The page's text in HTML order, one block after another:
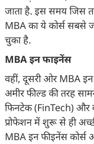
जाता है. इस समय जिस
MBA का ये कोर्स सबसे
चुका है.
MBA इन फाइनेंस
वहीं, दूसरी ओर MBA इन
अमीर फील्ड की तरह
फिनटेक (FinTech) और
प्रोफेशन में शुरू से ही
MBA इन फीइनेंस